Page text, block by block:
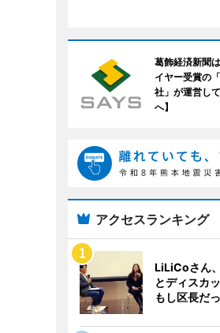
葛飾経済新聞
イヤー受賞の
社」が運営し
へ】
アクセスランキング
LiLiCoさん
とディスカ
もし区長だ